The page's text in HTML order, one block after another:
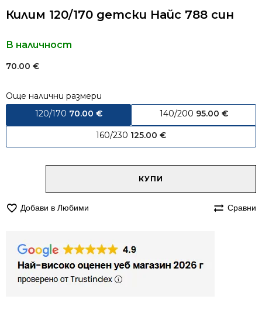
Килим 120/170 детски Найс 788 син
В наличност
70.00 €
Още налични размери
120/170 70.00 € 140/200 95.00 €
160/230 125.00 €
120/170
788
син
КУПИ
Добави в Любими Сравни